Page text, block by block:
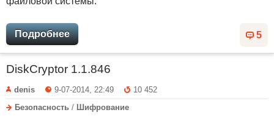
5
Подробнее
DiskCryptor 1.1.846
denis 9-07-2014, 22:49
10 452
Безопасность / Шифрование